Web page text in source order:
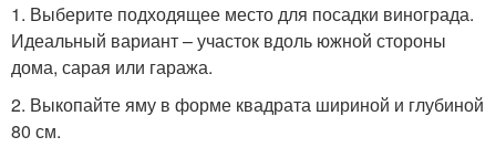
1. Выберите подходящее место для посадки винограда.
Идеальный вариант – участок вдоль южной стороны
дома, сарая или гаража.
2. Выкопайте яму в форме квадрата шириной и глубиной
80 см.